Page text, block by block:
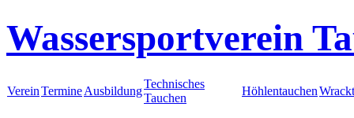
Wassersportverein
VereinTermineAusbildung
Technisches
Tauchen
Höhlentauchen